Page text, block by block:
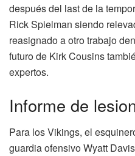
después del last de la
Rick Spielman siendo
reasignado a otro trabajo
futuro de Kirk Cousins
expertos.
Informe de
Para los Vikings, el
guardia ofensivo Wyatt